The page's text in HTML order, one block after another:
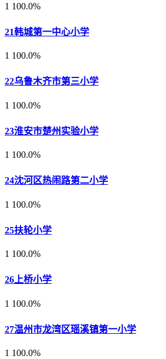
1 100.0%
21韩城第一中心小学
1 100.0%
22乌鲁木齐市第三小学
1 100.0%
23淮安市楚州实验小学
1 100.0%
24沈河区热闹路第二小学
1 100.0%
25扶轮小学
1 100.0%
26上桥小学
1 100.0%
27温州市龙湾区瑶溪镇第一小学
1 100.0%